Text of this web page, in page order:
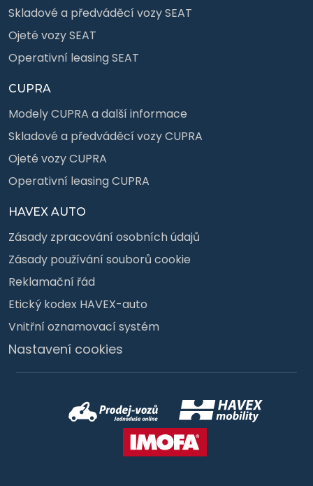
Skladové a předváděcí vozy SEAT
Ojeté vozy SEAT
Operativní leasing SEAT
CUPRA
Modely CUPRA a další informace
Skladové a předváděcí vozy CUPRA
Ojeté vozy CUPRA
Operativní leasing CUPRA
HAVEX AUTO
Zásady zpracování osobních údajů
Zásady používání souborů cookie
Reklamační řád
Etický kodex HAVEX-auto
Vnitřní oznamovací systém
Nastavení cookies